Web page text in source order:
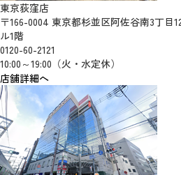
東京荻窪店
〒166-0004 東京都杉並区阿佐谷南3丁目
ル1階
0120-60-2121
10:00～19:00（火・水定休）
店舗詳細へ